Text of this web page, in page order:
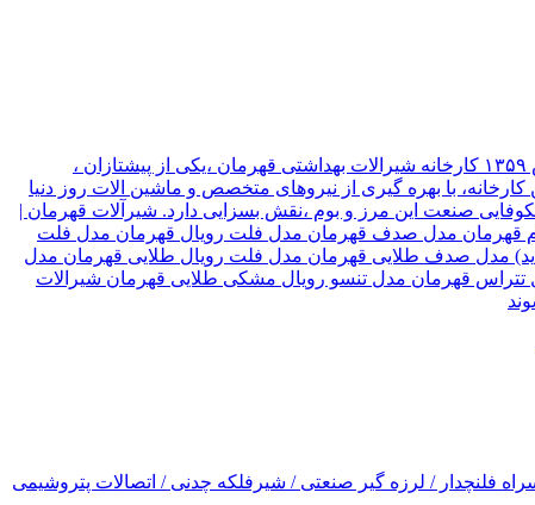
شیرآلات قهرمان نوع سازمان شرکت موقعیت تهران, تهران نام مدیر قهرمان نیک جو سال تاسیس ۱۳۵۹ کارخانه شیرالات بهداشتی قهرمان ،یکی از پیشتازان ،
با بهره گیری از نیروهای متخصص و ماشین الات روز دنیا
کشور جهان صادر میکند، که این امر ،در شکوفایی صنعت این مرز و بوم ،نقش بسزایی دارد. شیرآلات قهرمان |
قهرمان مدل صدف قهرمان مدل فلت رویال قهرمان مدل فلت
مدل صدف طلایی قهرمان مدل فلت رویال طلایی قهرمان مدل
قهرمان مدل تنسو رویال مشکی طلایی قهرمان شیرالات
فلنچدار / لرزه گیر صنعتی / شیرفلکه چدنی / اتصالات پتروشیمی